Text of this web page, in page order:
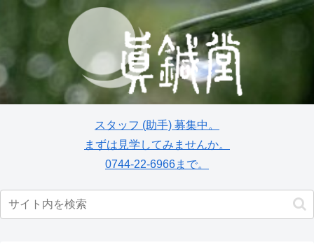
スタッフ (助手) 募集中。
まずは見学してみませんか。
0744-22-6966まで。